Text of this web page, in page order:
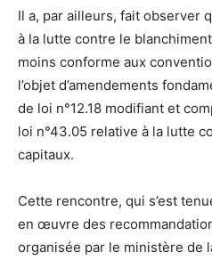
Il a, par ailleurs, fait observer
à la lutte contre le
moins conforme aux
l’objet d’amendements
de loi n°12.18 modifiant et
loi n°43.05 relative à la lutte
capitaux.
Cette rencontre, qui s’est
en œuvre des
organisée par le ministère de